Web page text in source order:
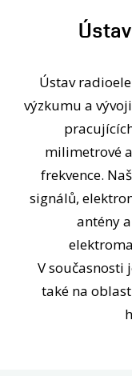
Ústav
výzkumu a
milimetrové
frekvence.
signálů,
antény
V současnosti
také na